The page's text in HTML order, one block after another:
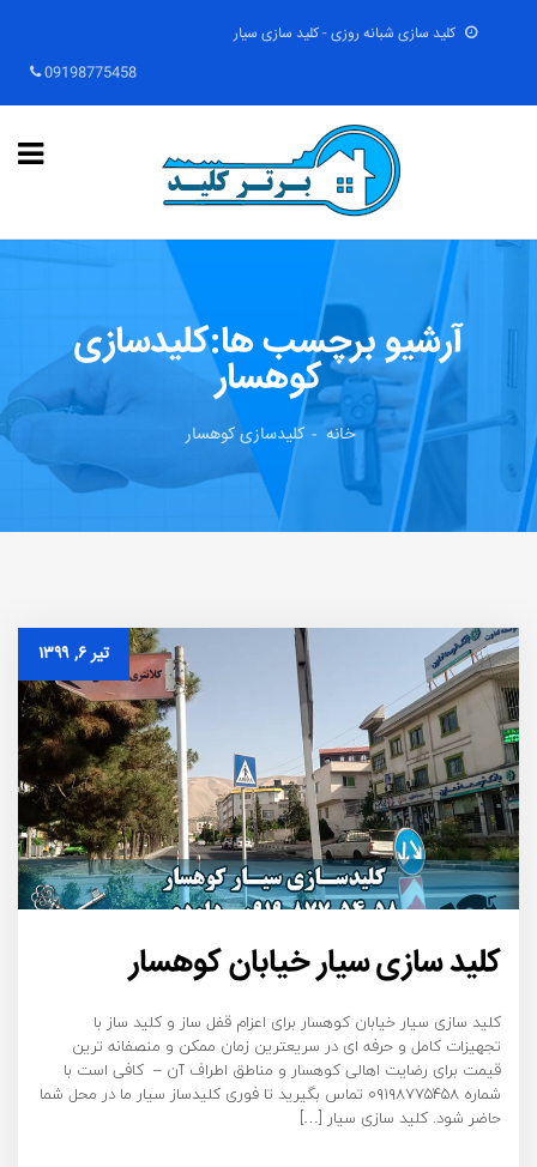
کلید سازی شبانه روزی - کلید سازی سیار
09198775458
آرشیو برچسب ها:کلیدسازی
کوهسار
خانه کلیدسازی کوهسار
تیر ۶, ۱۳۹۹
کلید سازی سیار خیابان کوهسار
کلید سازی سیار خیابان کوهسار برای اعزام قفل ساز و کلید ساز با
تجهیزات کامل و حرفه ای در سریعترین زمان ممکن و منصفانه ترین
قیمت برای رضایت اهالی کوهسار و مناطق اطراف آن – کافی است با
شماره ۰۹۱۹۸۷۷۵۴۵۸ تماس بگیرید تا فوری کلیدساز سیار ما در محل شما
حاضر شود. کلید سازی سیار […]